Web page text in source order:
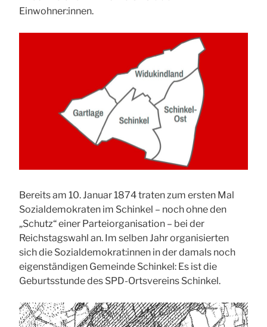
Einwohner:innen.
Bereits am 10. Januar 1874 traten zum ersten Mal
Sozialdemokraten im Schinkel – noch ohne den
„Schutz“ einer Parteiorganisation – bei der
Reichstagswahl an. Im selben Jahr organisierten
sich die Sozialdemokrat:innen in der damals noch
eigenständigen Gemeinde Schinkel: Es ist die
Geburtsstunde des SPD-Ortsvereins Schinkel.